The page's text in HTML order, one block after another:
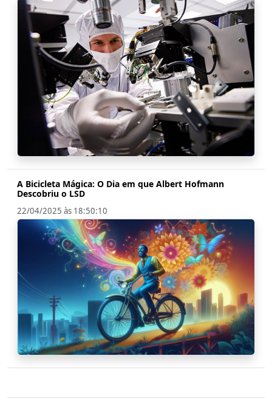
A Bicicleta Mágica: O Dia em que Albert Hofmann
Descobriu o LSD
22/04/2025 às 18:50:10